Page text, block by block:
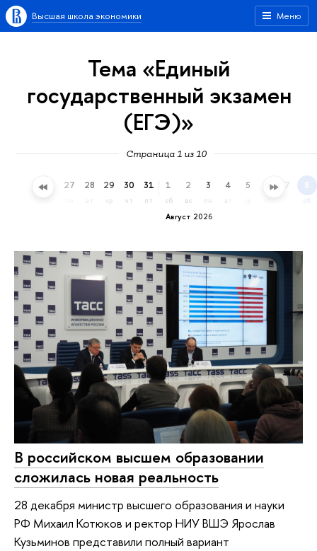
Меню
Высшая школа экономики
Тема «Единый
государственный экзамен
(ЕГЭ)»
Страница 1 из 10
26 27 28 29
ср
30
чт
31
пт
Август 2026
1
сб
2
вс
3
пн
4 5 6 7 8
сб
В российском высшем образовании
сложилась новая реальность
28 декабря министр высшего образования и науки
РФ Михаил Котюков и ректор НИУ ВШЭ Ярослав
Кузьминов представили полный вариант